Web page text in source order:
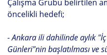
Çalışma Grubu belirtilen
öncelikli hedefi;
- Ankara ili dahilinde aylık
Günleri"nin başlatılması ve